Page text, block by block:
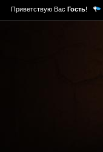
Приветствую Вас Гость!